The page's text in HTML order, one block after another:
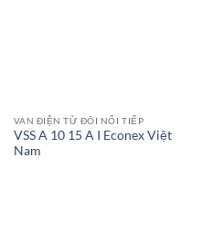
VAN ĐIỆN TỪ ĐÔI NỐI TIẾP
VSS A 10 15 A I Econex Việt
Nam